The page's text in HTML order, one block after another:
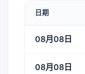
日期
08月08日
08月08日